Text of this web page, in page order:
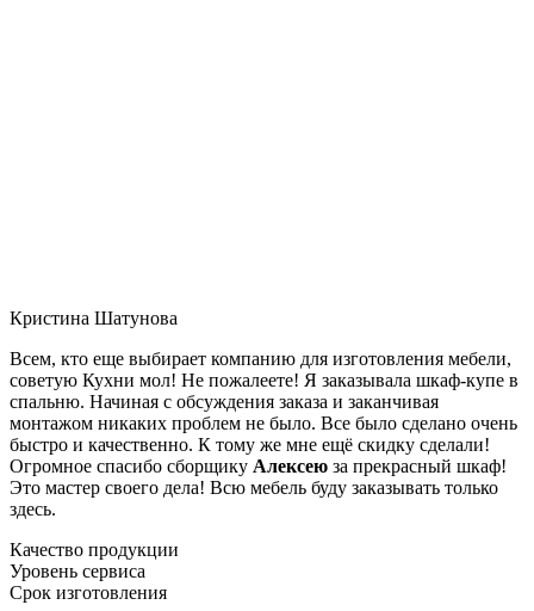
Кристина Шатунова
Всем, кто еще выбирает компанию для изготовления мебели,
советую Кухни мол! Не пожалеете! Я заказывала шкаф-купе в
спальню. Начиная с обсуждения заказа и заканчивая
монтажом никаких проблем не было. Все было сделано очень
быстро и качественно. К тому же мне ещё скидку сделали!
Огромное спасибо сборщику Алексею за прекрасный шкаф!
Это мастер своего дела! Всю мебель буду заказывать только
здесь.
Качество продукции
Уровень сервиса
Срок изготовления